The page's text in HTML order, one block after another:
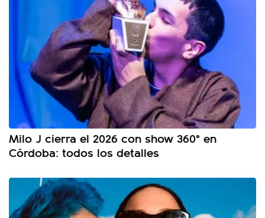
Milo J cierra el 2026 con show 360° en
Córdoba: todos los detalles